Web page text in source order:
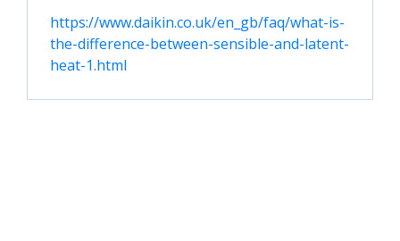
https://www.daikin.co.uk/en_gb/faq/what-is-
the-difference-between-sensible-and-latent-
heat-1.html